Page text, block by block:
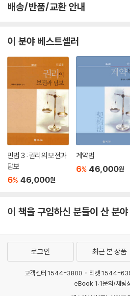
배송/반품/교환 안내
이 분야 베스트셀러
민법 3 : 권리의 보전과
담보
6% 46,000원
계약법
6% 46,000원
이 책을 구입하신 분들이 산 분야
로그인 최근 본 상품
고객센터 1544-3800 티켓 1544-
eBook 1:1문의/채팅